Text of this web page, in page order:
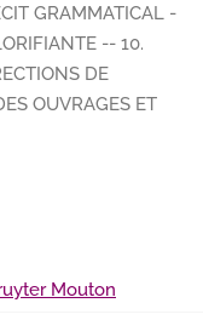
GRAMMATICAL -
-- 10.
DE
OUVRAGES ET
Mouton